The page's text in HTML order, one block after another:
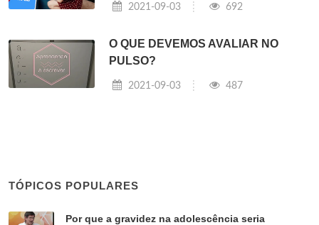
2021-09-03 692
O QUE DEVEMOS AVALIAR NO
PULSO?
2021-09-03 487
TÓPICOS POPULARES
Por que a gravidez na adolescência seria